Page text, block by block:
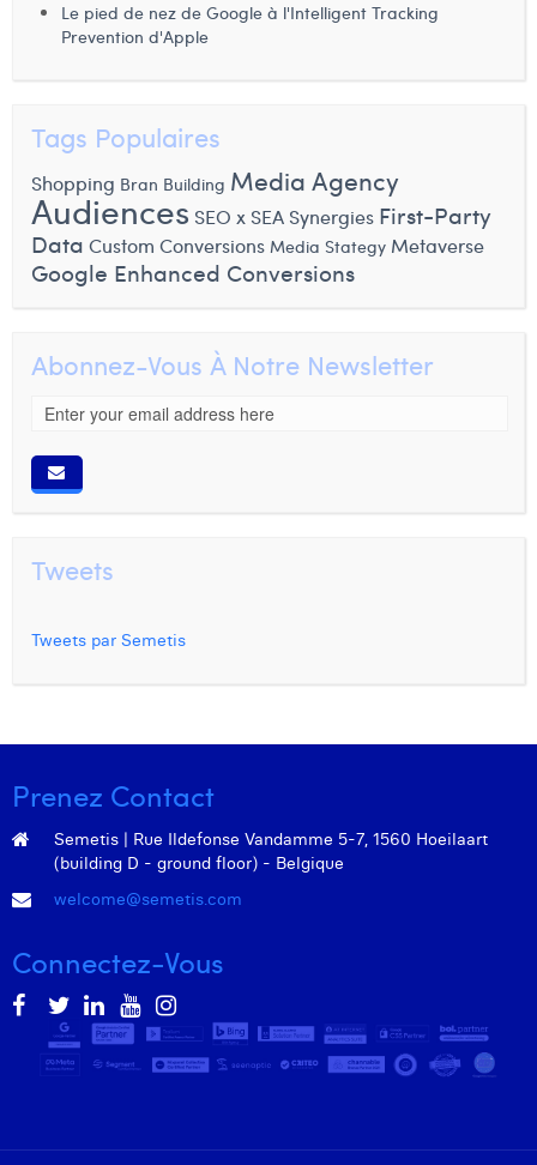
Le pied de nez de Google à l'Intelligent Tracking
Prevention d'Apple
Tags Populaires
Shopping Bran Building Media Agency
Audiences SEO x SEA Synergies First-Party
Data Custom Conversions Media Stategy Metaverse
Google Enhanced Conversions
Abonnez-Vous À Notre Newsletter
Tweets
Tweets par Semetis
Prenez Contact
Semetis | Rue Ildefonse Vandamme 5-7, 1560 Hoeilaart
(building D - ground floor) - Belgique
welcome@semetis.com
Connectez-Vous